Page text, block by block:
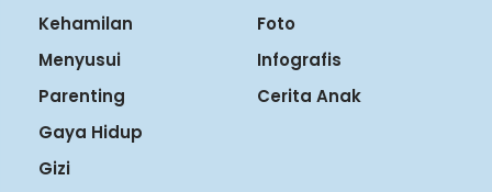
Kehamilan
Menyusui
Parenting
Gaya Hidup
Gizi
Foto
Infografis
Cerita Anak